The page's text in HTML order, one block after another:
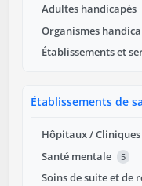
Adultes handicapés
Organismes
Établissements et
Établissements de
Hôpitaux / Cliniques
Santé mentale 5
Soins de suite et de